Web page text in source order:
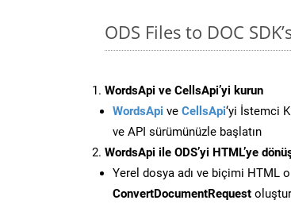
ODS Files to DOC
WordsApi ve CellsApi’yi kurun
WordsApi ve CellsApi‘yi İstemci
ve API sürümünüzle başlatın
WordsApi ile ODS’yi HTML’ye
Yerel dosya adı ve biçimi HTML
ConvertDocumentRequest